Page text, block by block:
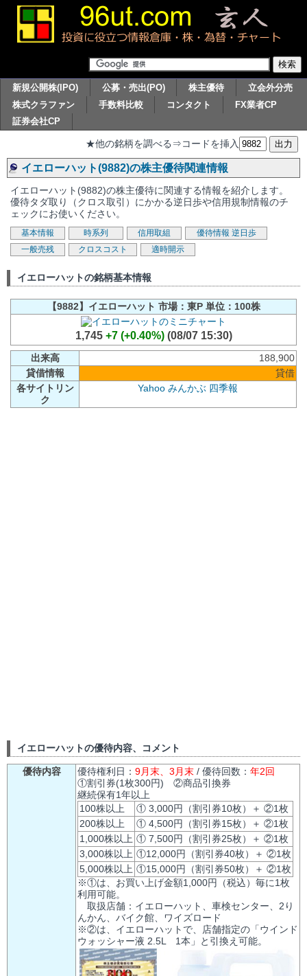
新規公開株(IPO) 公募・売出(PO) 株主優待
立会外分売
株式クラファン
手数料比較 コンタクト
FX業者CP
証券会社CP
★他の銘柄を調べる⇒コードを挿入
イエローハット(9882)の株主優待関連情報
イエローハット(9882)の株主優待に関連する情報を紹介します。
優待タダ取り（クロス取引）にかかる逆日歩や信用規制情報のチ
ェックにお使いください。
基本情報 時系列 信用取組 優待情報 逆日歩
一般売残
クロスコスト 適時開示
イエローハットの銘柄基本情報
【9882】イエローハット 市場：東P 単位：100株
1,745 +7 (+0.40%)(08/07 15:30)
出来高
188,900
貸借情報
貸借
各サイトリン
ク
Yahoo みんかぶ 四季報
イエローハットの優待内容、コメント
優待内容 優待権利日： 9月末、3月末 / 優待回数： 年2回
①割引券(1枚300円) ②商品引換券
継続保有1年以上
100株以上
① 3,000円（割引券10枚）＋ ②1枚
200株以上
① 4,500円（割引券15枚）＋ ②1枚
1,000株以上 ① 7,500円（割引券25枚）＋ ②1枚
3,000株以上 ①12,000円（割引券40枚）＋ ②1枚
5,000株以上 ①15,000円（割引券50枚）＋ ②1枚
※①は、お買い上げ金額1,000円（税込）毎に1枚
利用可能。
取扱店舗：イエローハット、車検センター、2り
んかん、バイク館、ワイズロード
※②は、イエローハットで、店舗指定の「ウインド
ウォッシャー液 2.5L 1本」と引換え可能。